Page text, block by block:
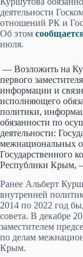
деятельности
отношений РК и
Об этом
июля.
— Возложить на
первого
информации и
исполняющего
политики,
обязанности по
деятельности:
межнациональных
Государственного
Республики Крым,
Ранее Альберт
внутренней
2014 по 2022 год
совета. В декабре
заместителем
по делам
Крым.